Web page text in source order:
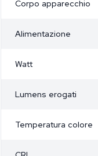
Corpo apparecchio
Alimentazione
Watt
Lumens erogati
Temperatura colore